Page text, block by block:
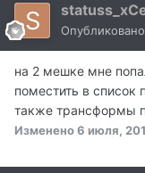
Опубликовано
на 2 мешке мне
поместить в список
также трансформы
Изменено6 июля,